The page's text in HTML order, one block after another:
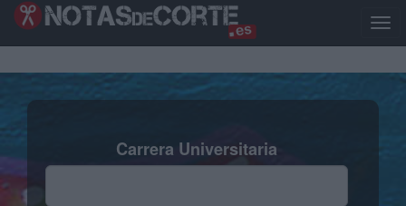
Pasar
Carrera Universitaria